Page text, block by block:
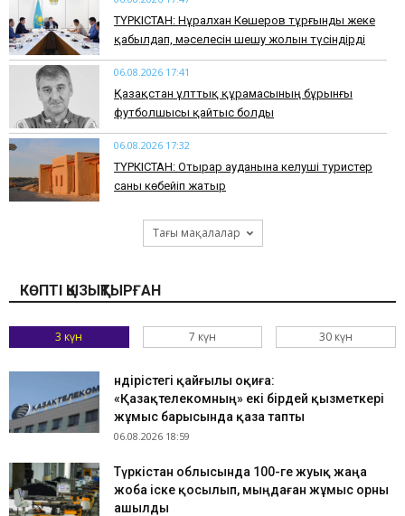
ТҮРКІСТАН: Нұралхан Көшеров тұрғынды жеке
қабылдап, мәселесін шешу жолын түсіндірді
06.08.2026 17:41
Қазақстан ұлттық құрамасының бұрынғы
футболшысы қайтыс болды
06.08.2026 17:32
ТҮРКІСТАН: Отырар ауданына келуші туристер
саны көбейіп жатыр
Тағы мақалалар
КӨПТІ ҚЫЗЫҚТЫРҒАН
3 күн 7 күн 30 күн
Өндірістегі қайғылы оқиға:
«Қазақтелекомның» екі бірдей қызметкері
жұмыс барысында қаза тапты
06.08.2026 18:59
Түркістан облысында 100-ге жуық жаңа
жоба іске қосылып, мыңдаған жұмыс орны
ашылды